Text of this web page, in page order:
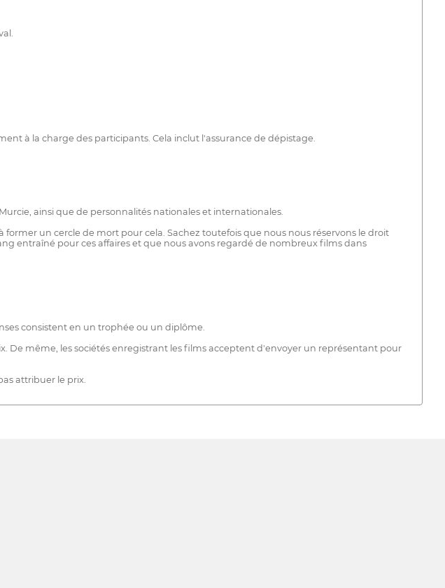
à la charge des participants. Cela inclut l'assurance de dépistage.
ainsi que de personnalités nationales et internationales.
un cercle de mort pour cela. Sachez toutefois que nous nous réservons le droit
entraîné pour ces affaires et que nous avons regardé de nombreux films dans
consistent en un trophée ou un diplôme.
De même, les sociétés enregistrant les films acceptent d'envoyer un représentant pour
attribuer le prix.